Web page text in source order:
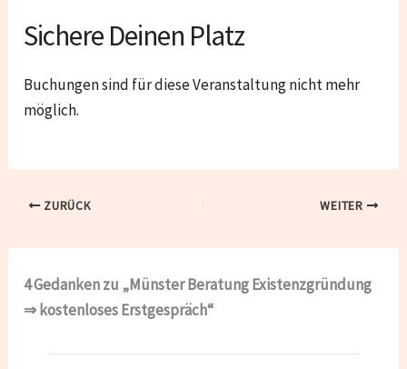
Sichere Deinen Platz
Buchungen sind für diese Veranstaltung nicht mehr
möglich.
ZURÜCK WEITER
4 Gedanken zu „Münster Beratung Existenzgründung
⇒ kostenloses Erstgespräch“